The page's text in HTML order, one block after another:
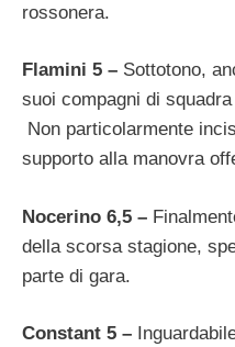
rossonera.
Flamini 5 – Sottotono,
suoi compagni di
Non particolarmente
supporto alla manovra
Nocerino 6,5 –
della scorsa stagione,
parte di gara.
Constant 5 –